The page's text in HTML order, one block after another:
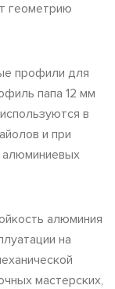
геометрию
профили для
папа 12 мм
в
и при
алюминия
на
мастерских,